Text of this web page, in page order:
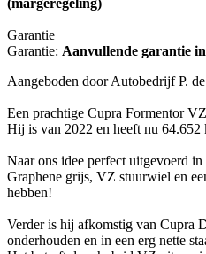
(margeregeling)
Garantie
Garantie: Aanvullende garantie
Aangeboden door Autobedrijf P.
Een prachtige Cupra Formentor
Hij is van 2022 en heeft nu 64.652
Naar ons idee perfect uitgevoerd
Graphene grijs, VZ stuurwiel en
hebben!
Verder is hij afkomstig van Cupra
onderhouden en in een erg nette